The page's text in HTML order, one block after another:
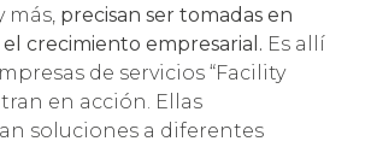
más, precisan ser tomadas en
crecimiento empresarial. Es allí
de servicios “Facility
en acción. Ellas
soluciones a diferentes